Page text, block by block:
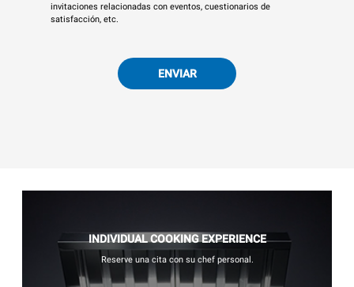
invitaciones relacionadas con eventos, cuestionarios de
satisfacción, etc.
ENVIAR
INDIVIDUAL COOKING EXPERIENCE
Reserve una cita con su chef personal.